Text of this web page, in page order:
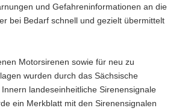
und Gefahreninformationen an die
bei Bedarf schnell und gezielt übermittelt
Motorsirenen sowie für neu zu
wurden durch das Sächsische
landeseinheitliche Sirenensignale
ein Merkblatt mit den Sirenensignalen